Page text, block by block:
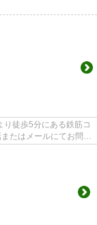
り徒歩5分にある鉄筋コ